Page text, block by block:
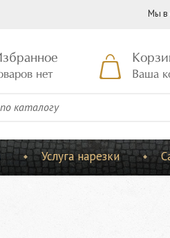
Мы в
нет Ваша
Услуга нарезки